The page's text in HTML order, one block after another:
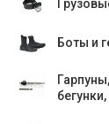
Боты и